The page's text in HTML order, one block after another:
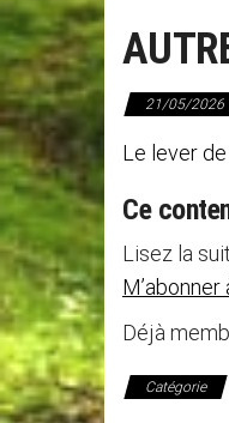
21/05/2026
Le lever
Ce
Lisez la
Déjà
Catégorie